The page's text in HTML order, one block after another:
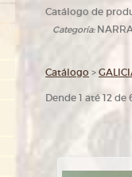
Catálogo de
Categoría:
Catálogo >
Dende 1 até 12